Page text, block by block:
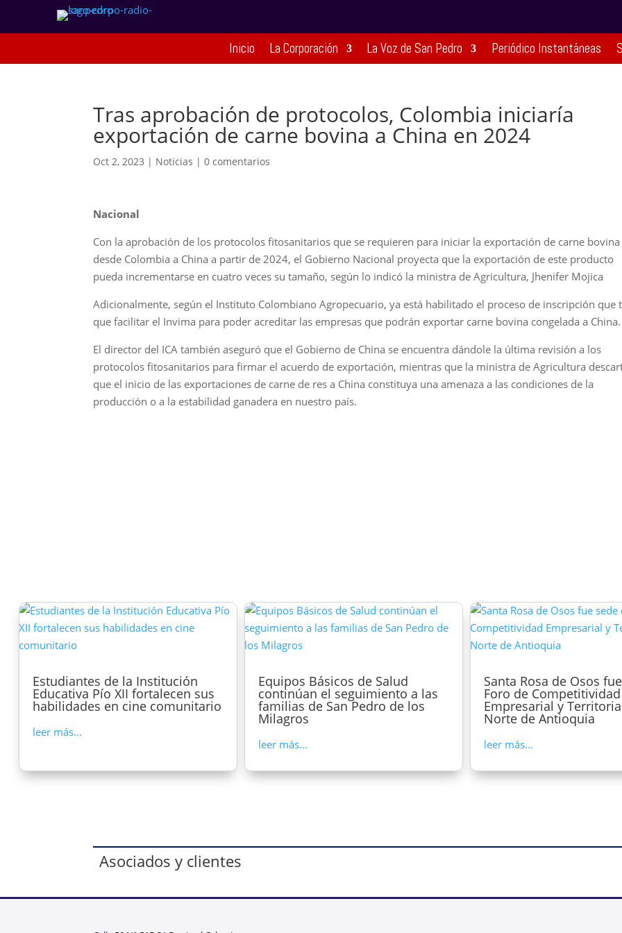
Inicio La Corporación La Voz de San Pedro Periódico Instantáneas
Tras aprobación de protocolos, Colombia iniciaría
exportación de carne bovina a China en 2024
Oct 2, 2023 | Noticias |0 comentarios
Nacional
Con la aprobación de los protocolos fitosanitarios que se requieren para iniciar la exportación de carne bovina
desde Colombia a China a partir de 2024, el Gobierno Nacional proyecta que la exportación de este producto
pueda incrementarse en cuatro veces su tamaño, según lo indicó la ministra de Agricultura, Jhenifer Mojica
Adicionalmente, según el Instituto Colombiano Agropecuario, ya está habilitado el proceso de inscripción que
que facilitar el Invima para poder acreditar las empresas que podrán exportar carne bovina congelada a China.
El director del ICA también aseguró que el Gobierno de China se encuentra dándole la última revisión a los
protocolos fitosanitarios para firmar el acuerdo de exportación, mientras que la ministra de Agricultura
que el inicio de las exportaciones de carne de res a China constituya una amenaza a las condiciones de la
producción o a la estabilidad ganadera en nuestro país.
Estudiantes de la Institución
Educativa Pío XII fortalecen sus
habilidades en cine comunitario
leer más...
Equipos Básicos de Salud
continúan el seguimiento a las
familias de San Pedro de los
Milagros
leer más...
Santa Rosa de Osos
Foro de Competitividad
Empresarial y
Norte de Antioquia
leer más...
Asociados y clientes